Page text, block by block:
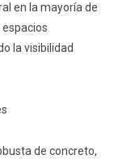
en la mayoría de
la visibilidad
de concreto,